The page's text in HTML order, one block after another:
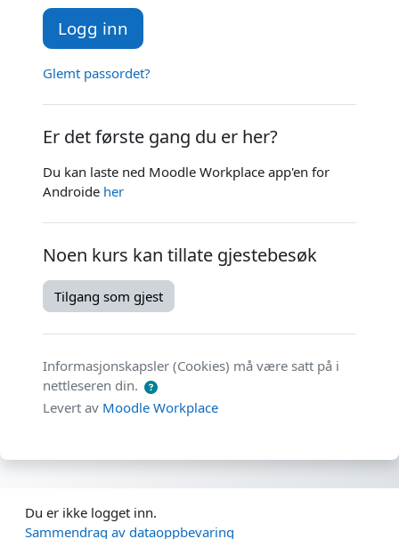
Logg inn
Glemt passordet?
Er det første gang du er her?
Du kan laste ned Moodle Workplace app'en for
Androide her
Noen kurs kan tillate gjestebesøk
Tilgang som gjest
Informasjonskapsler (Cookies) må være satt på i
nettleseren din.
Levert av Moodle Workplace
Du er ikke logget inn.
Sammendrag av dataoppbevaring